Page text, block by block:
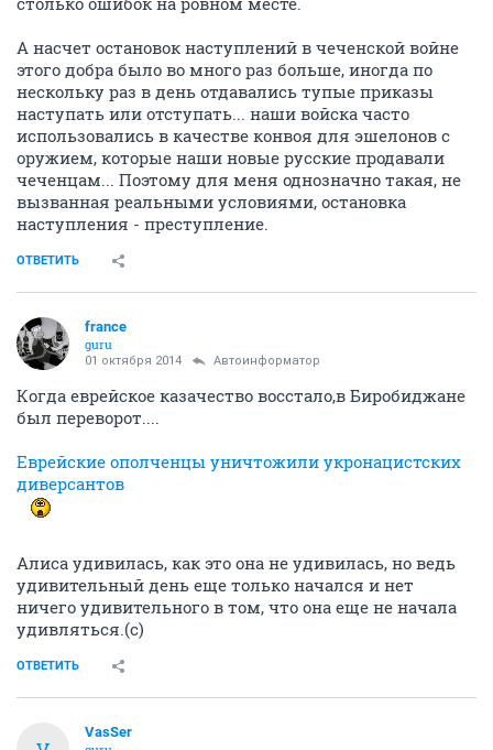
А насчет остановок наступлений в чеченской войне
этого добра было во много раз больше, иногда по
нескольку раз в день отдавались тупые приказы
наступать или отступать... наши войска часто
использовались в качестве конвоя для эшелонов с
оружием, которые наши новые русские продавали
чеченцам... Поэтому для меня однозначно такая, не
вызванная реальными условиями, остановка
наступления - преступление.
ОТВЕТИТЬ
france
guru
01 октября 2014 Автоинформатор
Когда еврейское казачество восстало,в Биробиджане
был переворот....
Еврейские ополченцы уничтожили укронацистских
диверсантов
Алиса удивилась, как это она не удивилась, но ведь
удивительный день еще только начался и нет
ничего удивительного в том, что она еще не начала
удивляться.(с)
ОТВЕТИТЬ
VasSer